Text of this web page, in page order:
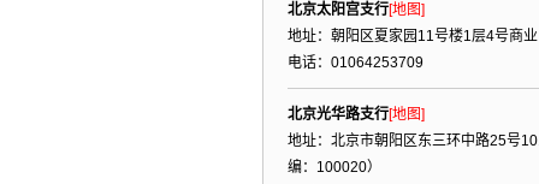
北京太阳宫支行[地图]
地址：朝阳区夏家园11号楼1层4号商业
电话：01064253709
北京光华路支行[地图]
地址：北京市朝阳区东三环中路25号
编：100020）